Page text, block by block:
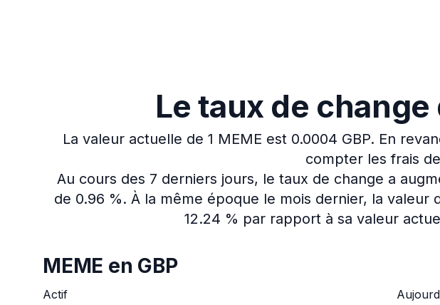
Le taux de
La valeur actuelle de 1 MEME est 0.0004 GBP. En
compter les frais
Au cours des 7 derniers jours, le taux de change a
de 0.96 %. À la même époque le mois dernier, la valeur
12.24 % par rapport à sa valeur
MEME en GBP
Actif